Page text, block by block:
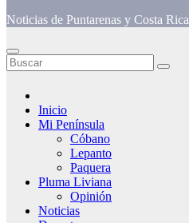
Noticias de Puntarenas y Costa Rica
Inicio
Mi Península
Cóbano
Lepanto
Paquera
Pluma Liviana
Opinión
Noticias